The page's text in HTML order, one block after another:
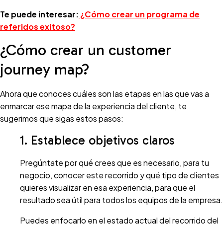
Te puede interesar: ¿Cómo crear un programa de
referidos exitoso?
¿Cómo crear un customer
journey map?
Ahora que conoces cuáles son las etapas en las que vas a
enmarcar ese mapa de la experiencia del cliente, te
sugerimos que sigas estos pasos:
1. Establece objetivos claros
Pregúntate por qué crees que es necesario, para tu
negocio, conocer este recorrido y qué tipo de clientes
quieres visualizar en esa experiencia, para que el
resultado sea útil para todos los equipos de la empresa.
Puedes enfocarlo en el estado actual del recorrido del